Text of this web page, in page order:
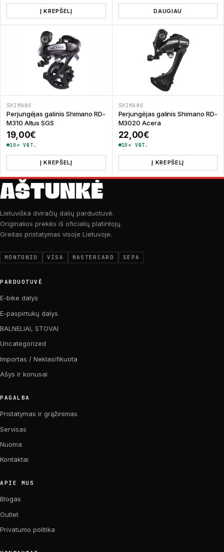
Į KREPŠELĮ DAUGIAU
SHIMANO
Perjungėjas galinis Shimano RD-
M310 Altus SGS
19,00€
10+ VNT.
Į KREPŠELĮ
SHIMANO
Perjungėjas galinis Shimano RD-
M3020 Acera
22,00€
10+ VNT.
Į KREPŠELĮ
Lietuviška dviračių dalių parduotuvė.
Originalios prekės iš oficialių platintojų.
Greitas pristatymas visoje Lietuvoje.
MONTONIO VISA MASTERCARD SEPA
PARDUOTUVĖ
E-bike dalys
E-paspirtukų dalys
BALNELIAI, STOVAI
Uncategorized
Importas / Neklasifikuota
Ašys ir konusai
PAGALBA
Pristatymas ir grąžinimas
Servisas
Nuoma
Kontaktai
APIE MUS
Blogas
Outlet
Privatumo politika